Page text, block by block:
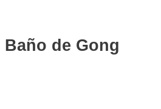
Baño de Gong